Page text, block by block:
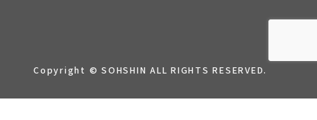
Copyright © SOHSHIN ALL RIGHTS RESERVED.